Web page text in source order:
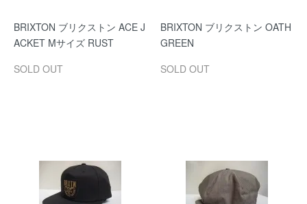
BRIXTON ブリクストン ACE J
ACKET Mサイズ RUST
SOLD OUT
BRIXTON ブリクストン OATH
GREEN
SOLD OUT